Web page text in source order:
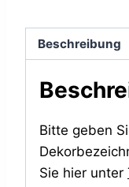
Beschreibung
Bitte geben
Sie hier unter